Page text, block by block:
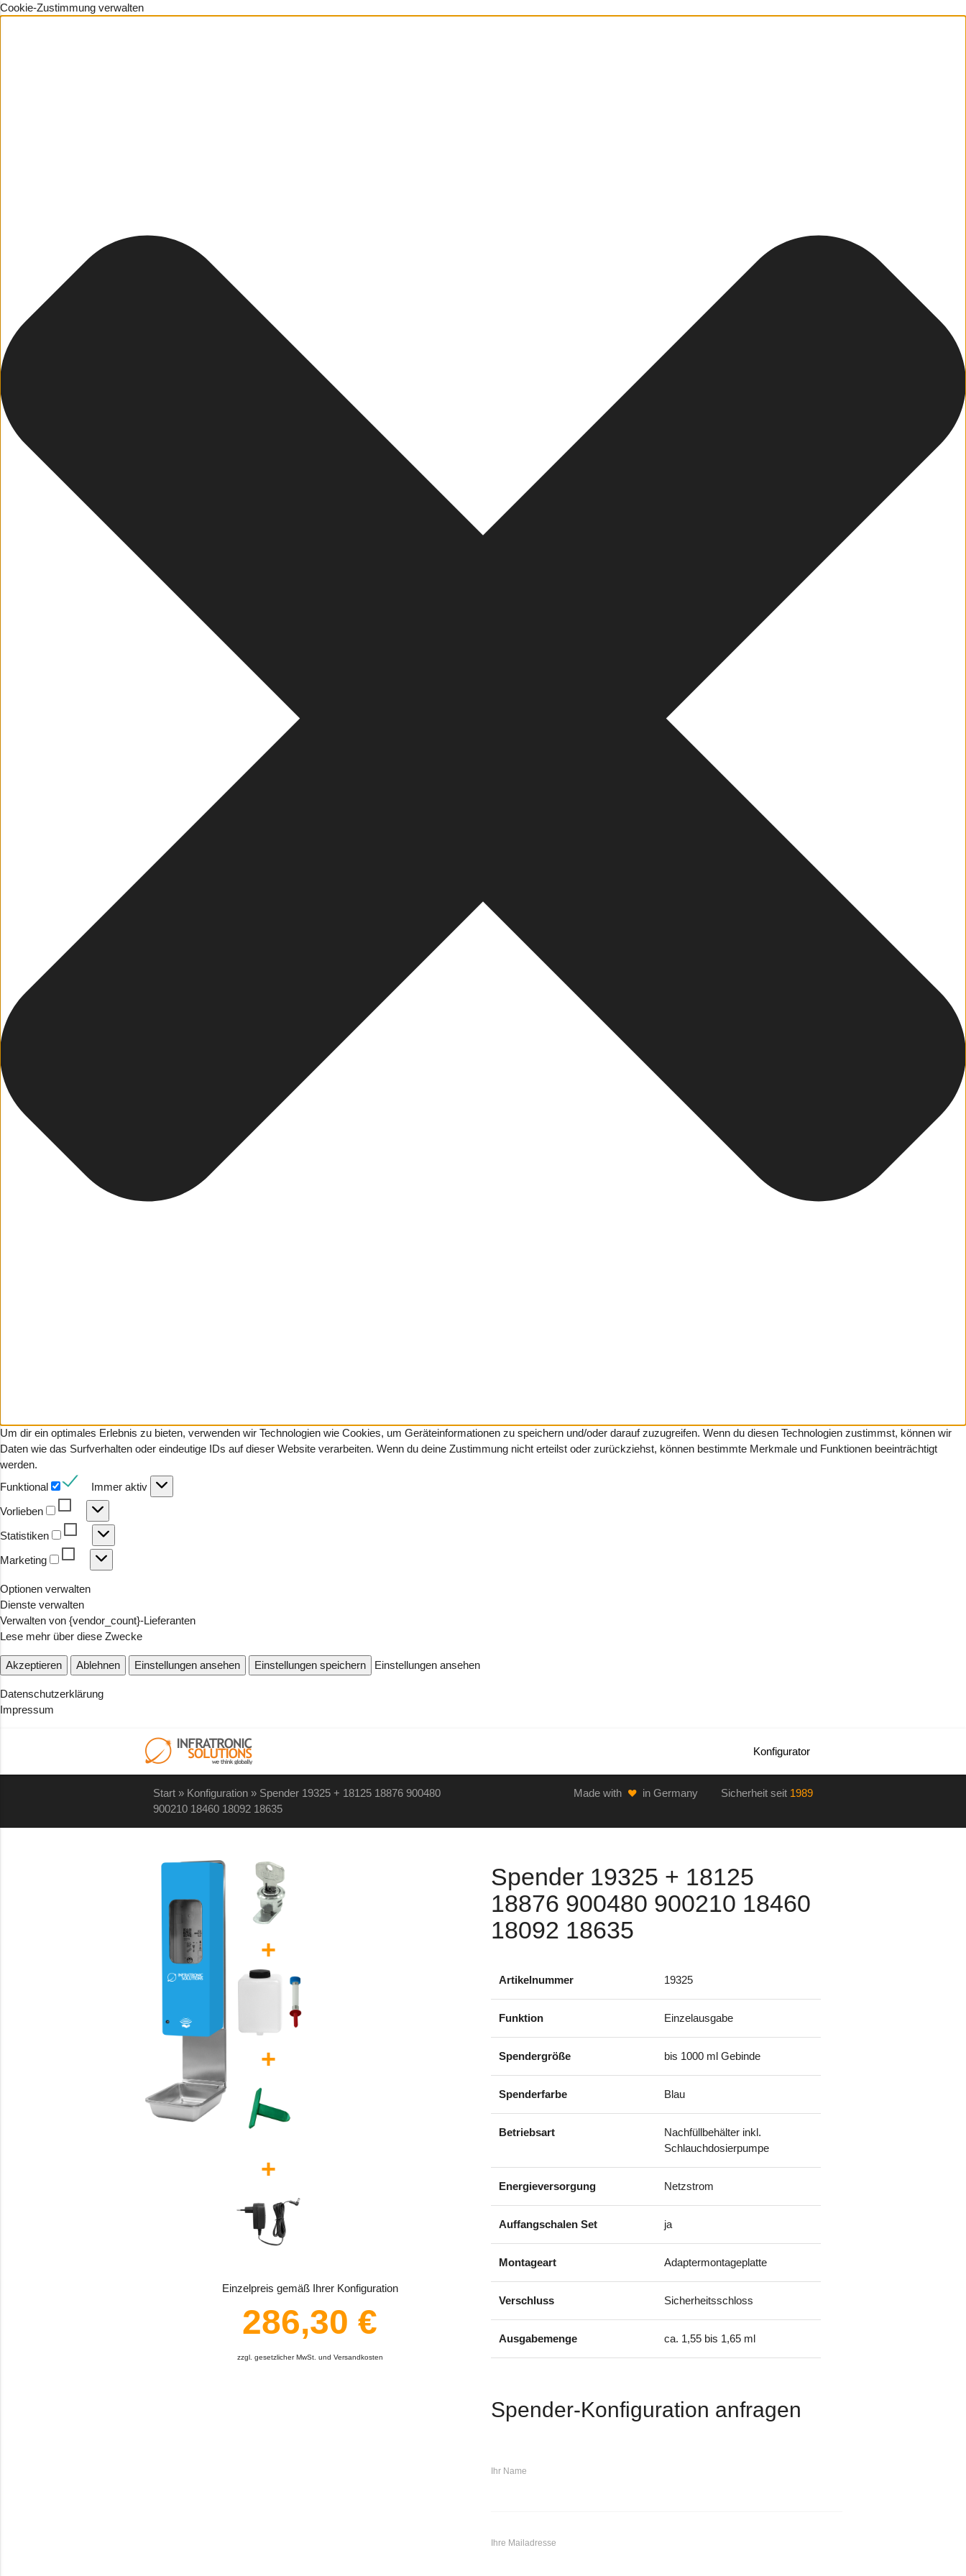
Cookie-Zustimmung verwalten
Um dir ein optimales Erlebnis zu bieten, verwenden wir Technologien wie Cookies, um Geräteinformationen zu speichern und/oder darauf zuzugreifen. Wenn du diesen Technologien zustimmst, können wir
Daten wie das Surfverhalten oder eindeutige IDs auf dieser Website verarbeiten. Wenn du deine Zustimmung nicht erteilst oder zurückziehst, können bestimmte Merkmale und Funktionen beeinträchtigt
werden.
Funktional
Funktional
Immer aktiv
Vorlieben
Vorlieben
Statistiken Statistiken
Marketing Marketing
Optionen verwalten
Dienste verwalten
Verwalten von {vendor_count}-Lieferanten
Lese mehr über diese Zwecke
Akzeptieren Ablehnen Einstellungen ansehen Einstellungen speichern Einstellungen ansehen
Datenschutzerklärung
Impressum
Konfigurator
Start» Konfiguration» Spender 19325 + 18125 18876 900480
900210 18460 18092 18635
Made with in Germany Sicherheit seit 1989
+
+
+
Einzelpreis gemäß Ihrer Konfiguration
286,30 €
zzgl. gesetzlicher MwSt. und Versandkosten
Spender 19325 + 18125
18876 900480 900210 18460
18092 18635
Artikelnummer 19325
Funktion Einzelausgabe
Spendergröße bis 1000 ml Gebinde
Spenderfarbe Blau
Betriebsart
Nachfüllbehälter inkl.
Schlauchdosierpumpe
Energieversorgung Netzstrom
Auffangschalen Set ja
Montageart Adaptermontageplatte
Verschluss Sicherheitsschloss
Ausgabemenge ca. 1,55 bis 1,65 ml
Spender-Konfiguration anfragen
Ihr Name
Ihre Mailadresse